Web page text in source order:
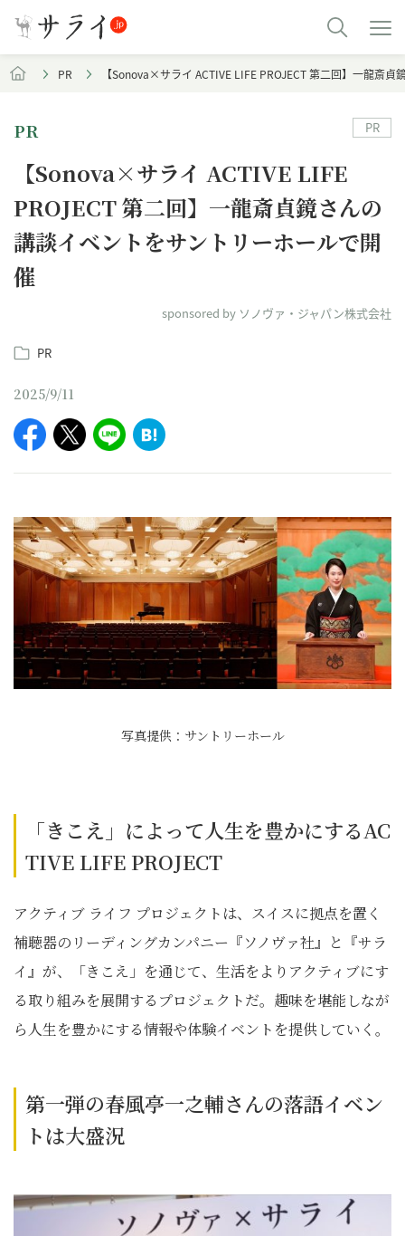
PR 【Sonova×サライ ACTIVE LIFE PROJECT 第二回】一龍斎
PR
【Sonova×サライ ACTIVE LIFE
PROJECT 第二回】一龍斎貞鏡さんの
講談イベントをサントリーホールで開
催
sponsored by ソノヴァ・ジャパン株式会社
PR
2025/9/11
PR
写真提供：サントリーホール
「きこえ」によって人生を豊かにするAC
TIVE LIFE PROJECT
アクティブ ライフ プロジェクトは、スイスに拠点を置く
補聴器のリーディングカンパニー『ソノヴァ社』と『サラ
イ』が、「きこえ」を通じて、生活をよりアクティブにす
る取り組みを展開するプロジェクトだ。趣味を堪能しなが
ら人生を豊かにする情報や体験イベントを提供していく。
第一弾の春風亭一之輔さんの落語イベン
トは大盛況